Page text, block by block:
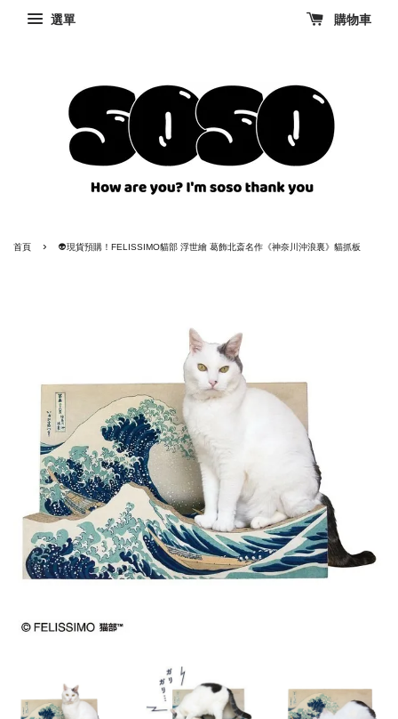
選單 購物車
首頁 › 👽現貨預購！FELISSIMO貓部 浮世繪 葛飾北斎名作《神奈川沖浪裏》貓抓板